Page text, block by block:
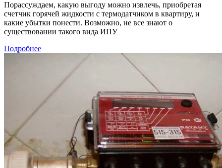
Порассуждаем, какую выгоду можно извлечь, приобретая
счетчик горячей жидкости с термодатчиком в квартиру, и
какие убытки понести. Возможно, не все знают о
существовании такого вида ИПУ
Подробнее